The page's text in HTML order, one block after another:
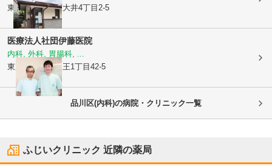
東京都品川区西大井4丁目2-5
医療法人社団伊藤医院
内科, 外科, 胃腸科, ...
東京都大田区山王1丁目42-5
品川区(内科)の病院・クリニック一覧
ふじいクリニック 近隣の薬局